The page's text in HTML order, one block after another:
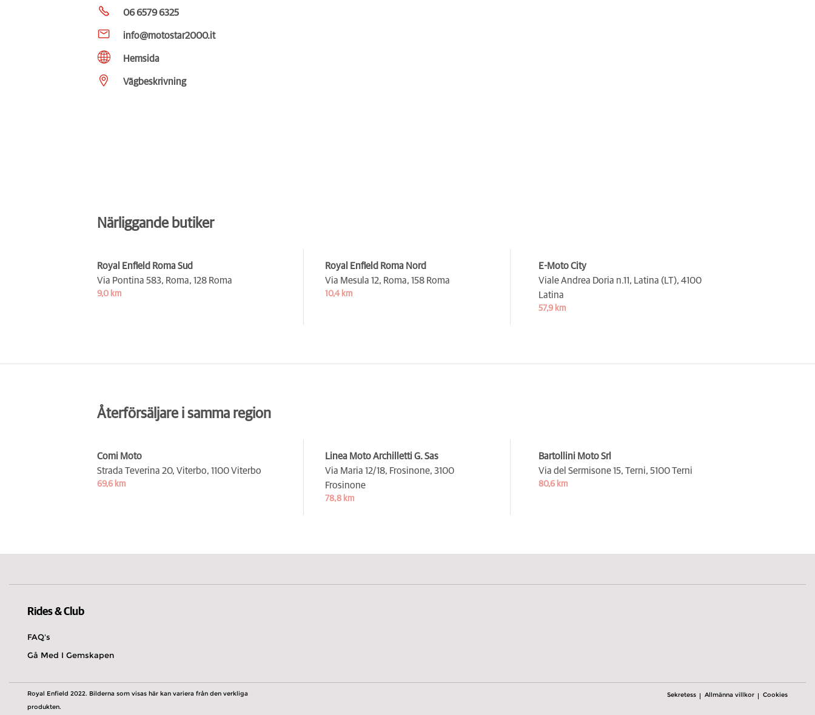
06 6579 6325
info@motostar2000.it
Hemsida
Vägbeskrivning
Närliggande butiker
Royal Enfield Roma Sud
Via Pontina 583, Roma, 128 Roma
9,0 km
Royal Enfield Roma Nord
Via Mesula 12, Roma, 158 Roma
10,4 km
E-Moto City
Viale Andrea Doria n.11, Latina (LT), 4100
Latina
57,9 km
Återförsäljare i samma region
Comi Moto
Strada Teverina 20, Viterbo, 1100 Viterbo
69,6 km
Linea Moto Archilletti G. Sas
Via Maria 12/18, Frosinone, 3100
Frosinone
78,8 km
Bartollini Moto Srl
Via del Sermisone 15, Terni, 5100 Terni
80,6 km
Rides & Club
FAQ's
Gå Med I Gemskapen
Royal Enfield 2022. Bilderna som visas här kan variera från den verkliga
produkten.
Sekretess Allmänna villkor Cookies